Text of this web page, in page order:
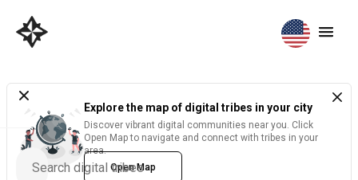
Explore the map of digital tribes in your city
Discover vibrant digital communities near you. Click
Open Map to navigate and connect with tribes in your
area.
Open Map